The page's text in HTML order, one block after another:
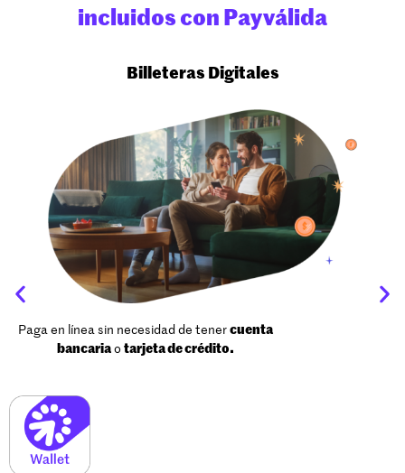
incluidos con Payválida
Billeteras Digitales
Paga en línea sin necesidad de tener cuenta
bancaria o tarjeta de crédito.